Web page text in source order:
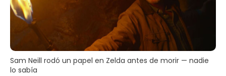
Sam Neill rodó un papel en Zelda antes de morir — nadie
lo sabía